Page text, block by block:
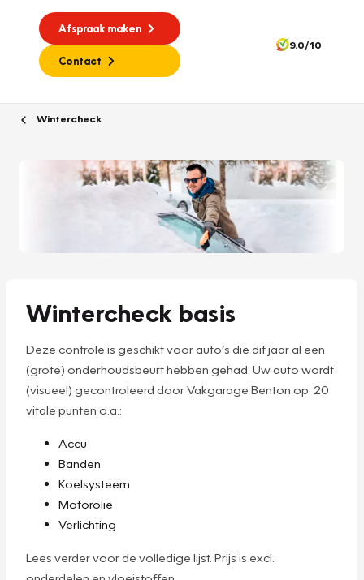
Afspraak maken
Contact
9.0/10
Wintercheck
Wintercheck basis
Deze controle is geschikt voor auto’s die dit jaar al een
(grote) onderhoudsbeurt hebben gehad. Uw auto wordt
(visueel) gecontroleerd door Vakgarage Benton op 20
vitale punten o.a.:
Accu
Banden
Koelsysteem
Motorolie
Verlichting
Lees verder voor de volledige lijst. Prijs is excl.